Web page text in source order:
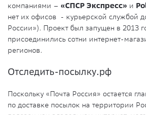
компаниями – «СПСР Экспресс» и
нет их офисов - курьерской службой
России»). Проект был запущен в 2013
присоединились сотни интернет-
регионов.
Отследить-посылку.рф
Поскольку «Почта Россия» остается
по доставке посылок на территории